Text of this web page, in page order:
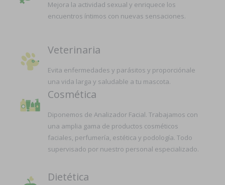
Mejora la actividad sexual y enriquece los
encuentros íntimos con nuevas sensaciones.
Veterinaria
Evita enfermedades y parásitos y proporciónale
una vida larga y saludable a tu mascota.
Cosmética
Diponemos de Analizador Facial. Trabajamos con
una amplia gama de productos cosméticos
faciales, perfumería, estética y podología. Todo
supervisado por nuestro personal especializado.
Dietética